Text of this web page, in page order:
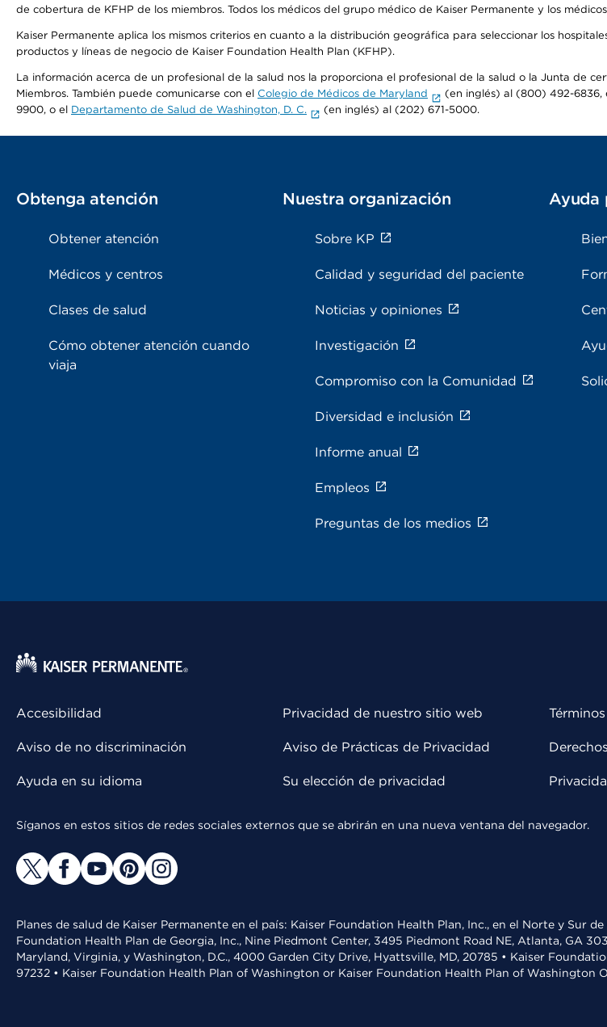
de cobertura de KFHP de los miembros. Todos los médicos del grupo médico de Kaiser Permanente y los
Kaiser Permanente aplica los mismos criterios en cuanto a la distribución geográfica para seleccionar los
productos y líneas de negocio de Kaiser Foundation Health Plan (KFHP).
La información acerca de un profesional de la salud nos la proporciona el profesional de la salud o la Junta de
Miembros. También puede comunicarse con el Colegio de Médicos de Maryland (en inglés) al (800) 492-6836,
9900, o el Departamento de Salud de Washington, D. C. (en inglés) al (202) 671-5000.
Obtenga atención
Obtener atención
Médicos y centros
Clases de salud
Cómo obtener atención cuando
viaja
Nuestra organización
Sobre KP
Calidad y seguridad del paciente
Noticias y opiniones
Investigación
Compromiso con la Comunidad
Diversidad e inclusión
Informe anual
Empleos
Preguntas de los medios
Ayuda
Accesibilidad
Aviso de no discriminación
Ayuda en su idioma
Privacidad de nuestro sitio web
Aviso de Prácticas de Privacidad
Su elección de privacidad
Síganos en estos sitios de redes sociales externos que se abrirán en una nueva ventana del navegador.
Planes de salud de Kaiser Permanente en el país: Kaiser Foundation Health Plan, Inc., en el Norte y Sur
Foundation Health Plan de Georgia, Inc., Nine Piedmont Center, 3495 Piedmont Road NE, Atlanta, GA
Maryland, Virginia, y Washington, D.C., 4000 Garden City Drive, Hyattsville, MD, 20785 • Kaiser
97232 • Kaiser Foundation Health Plan of Washington or Kaiser Foundation Health Plan of Washington